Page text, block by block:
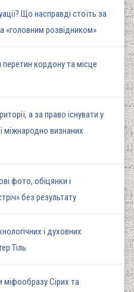
Що насправді стоїть за
«головним розвідником»
кордону та місце
а за право існувати у
міжнародно визнаних
фото, обіцянки і
без результату
і духовних
Тіль
Сірих та